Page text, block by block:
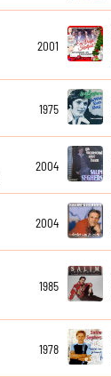
2001
1975
2004
2004
1985
1978